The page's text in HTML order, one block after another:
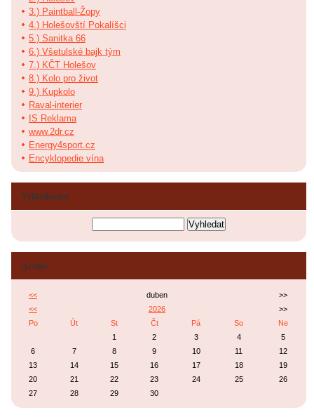
3.) Paintball-Žopy
4.) Holešovští Pokalíšci
5.) Sanitka 66
6.) Všetulské bajk tým
7.) KČT Holešov
8.) Kolo pro život
9.) Kupkolo
Raval-interier
IS Reklama
www.2dr.cz
Energy4sport.cz
Encyklopedie vína
Vyhledávání
Archiv
<< duben
>>
<<
2026
>>
Po
Út St Čt Pá So
Ne
1
2 3 4
5
6
7 8 9 10 11
12
13
14 15 16 17 18
19
20
21 22 23 24 25
26
27
28 29 30